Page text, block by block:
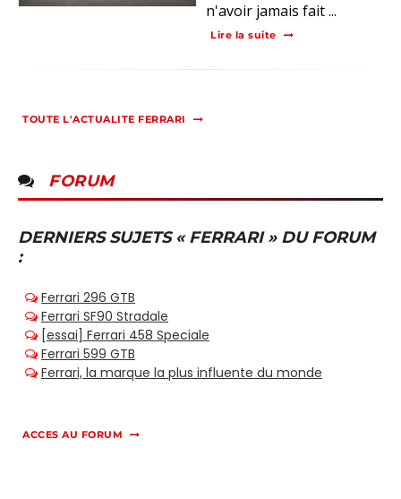
n'avoir jamais fait ...
Lire la suite
TOUTE L'ACTUALITE FERRARI
FORUM
DERNIERS SUJETS « FERRARI » DU FORUM
:
ACCES AU FORUM